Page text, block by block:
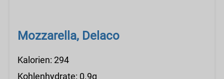
Mozzarella, Delaco
Kalorien: 294
Kohlenhydrate: 0.9g